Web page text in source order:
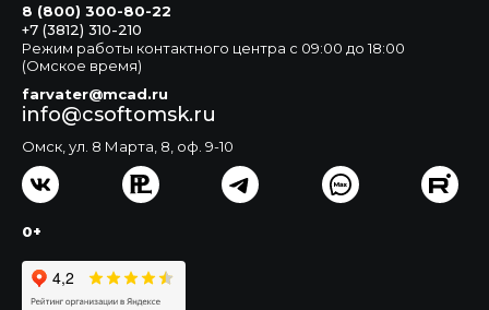
8 (800) 300-80-22
+7 (3812) 310-210
Режим работы контактного центра с 09:00 до 18:00
(Омское время)
farvater@mcad.ru
info@csoftomsk.ru
Омск, ул. 8 Марта, 8, оф. 9-10
0+